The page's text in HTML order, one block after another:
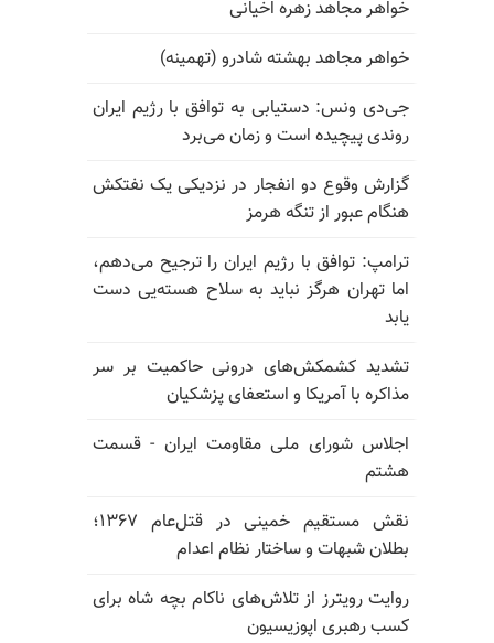
خواهر مجاهد زهره اخیانی
خواهر مجاهد بهشته شادرو (تهمینه)
جی‌دی ونس: دستیابی به توافق با رژیم ایران
روندی پیچیده است و زمان می‌برد
گزارش وقوع دو انفجار در نزدیکی یک نفتکش
هنگام عبور از تنگه هرمز
ترامپ: توافق با رژیم ایران را ترجیح می‌دهم،
اما تهران هرگز نباید به سلاح هسته‌یی دست
یابد
تشدید کشمکش‌های درونی حاکمیت بر سر
مذاکره با آمریکا و استعفای پزشکیان
اجلاس شورای ملی مقاومت ایران - قسمت
هشتم
نقش مستقیم خمینی در قتل‌عام ۱۳۶۷؛
بطلان شبهات و ساختار نظام اعدام
روایت رویترز از تلاش‌های ناکام بچه شاه برای
کسب رهبری اپوزیسیون